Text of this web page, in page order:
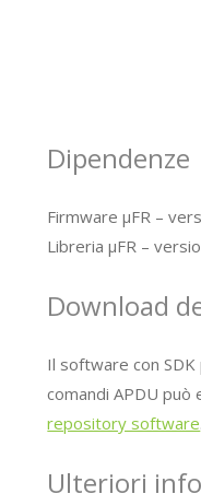
Dipendenze
Firmware μFR –
Libreria μFR –
Download
Il software con
comandi APDU
repository software
Ulteriori